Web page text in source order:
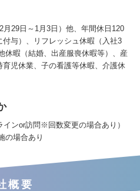
29日～1月3日）他、年間休日120
与）、リフレッシュ休暇（入社3
休暇（結婚、出産服喪休暇等）、産
児休業、子の看護等休暇、介護休
ンor訪問※回数変更の場合あり）
の場合あり
概要